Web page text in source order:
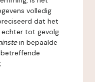
volledig
dat het
tot gevolg
in bepaalde